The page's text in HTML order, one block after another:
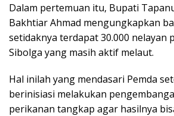
Dalam pertemuan itu, Bupati
Bakhtiar Ahmad mengungkapkan
setidaknya terdapat 30.000 nelayan
Sibolga yang masih aktif melaut.
Hal inilah yang mendasari Pemda
berinisiasi melakukan
perikanan tangkap agar hasilnya